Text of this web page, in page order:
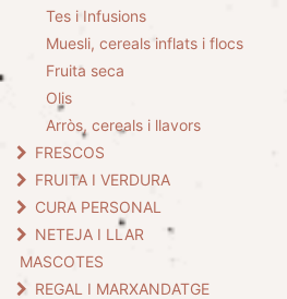
Tes i Infusions
Muesli, cereals inflats i flocs
Fruita seca
Olis
Arròs, cereals i llavors
FRESCOS
FRUITA I VERDURA
CURA PERSONAL
NETEJA I LLAR
MASCOTES
REGAL I MARXANDATGE